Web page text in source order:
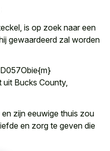
is op zoek naar een
gewaardeerd zal worden
uit Bucks County,
zijn eeuwige thuis zou
en zorg te geven die